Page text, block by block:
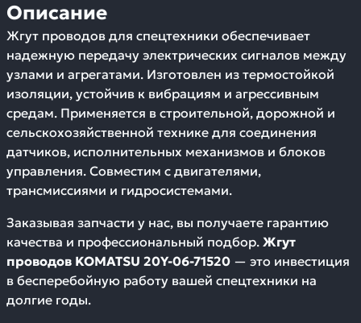
Описание
Жгут проводов для спецтехники обеспечивает
надежную передачу электрических сигналов между
узлами и агрегатами. Изготовлен из термостойкой
изоляции, устойчив к вибрациям и агрессивным
средам. Применяется в строительной, дорожной и
сельскохозяйственной технике для соединения
датчиков, исполнительных механизмов и блоков
управления. Совместим с двигателями,
трансмиссиями и гидросистемами.
Заказывая запчасти у нас, вы получаете гарантию
качества и профессиональный подбор. Жгут
проводов KOMATSU 20Y-06-71520 — это инвестиция
в бесперебойную работу вашей спецтехники на
долгие годы.